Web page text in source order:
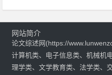
网站简介
论文综述网(https://
计算机类、电子信息类、机械机
理学类、文学教育类、法学类、